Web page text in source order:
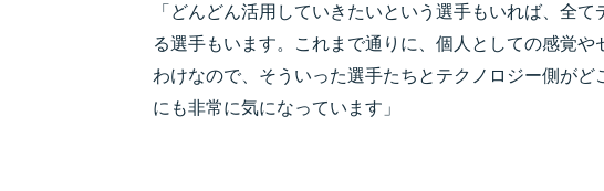
「どんどん活用していきたいという選手もいれば、全
る選手もいます。これまで通りに、個人としての感覚
わけなので、そういった選手たちとテクノロジー側が
にも非常に気になっています」